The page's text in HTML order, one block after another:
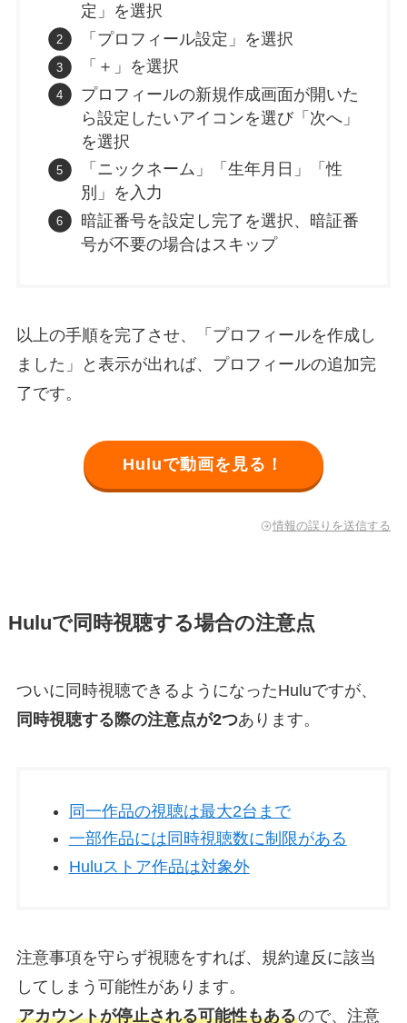
定」を選択
「プロフィール設定」を選択
「＋」を選択
プロフィールの新規作成画面が開いた
ら設定したいアイコンを選び「次へ」
を選択
「ニックネーム」「生年月日」「性
別」を入力
暗証番号を設定し完了を選択、暗証番
号が不要の場合はスキップ
以上の手順を完了させ、「プロフィールを作成し
ました」と表示が出れば、プロフィールの追加完
了です。
Huluで動画を見る！
情報の誤りを送信する
Huluで同時視聴する場合の注意点
ついに同時視聴できるようになったHuluですが、
同時視聴する際の注意点が2つあります。
同一作品の視聴は最大2台まで
一部作品には同時視聴数に制限がある
Huluストア作品は対象外
注意事項を守らず視聴をすれば、規約違反に該当
してしまう可能性があります。
アカウントが停止される可能性もあるので、注意